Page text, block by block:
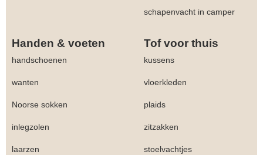
schapenvacht in camper
Handen & voeten Tof voor thuis
handschoenen kussens
wanten vloerkleden
Noorse sokken plaids
inlegzolen zitzakken
laarzen stoelvachtjes